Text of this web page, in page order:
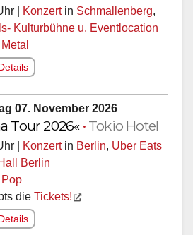
| Konzertin Schmallenberg,
Kulturbühne u. Eventlocation
Metal
07. November 2026
Tour 2026« • Tokio Hotel
| Konzertin Berlin, Uber Eats
Berlin
Pop
die Tickets!